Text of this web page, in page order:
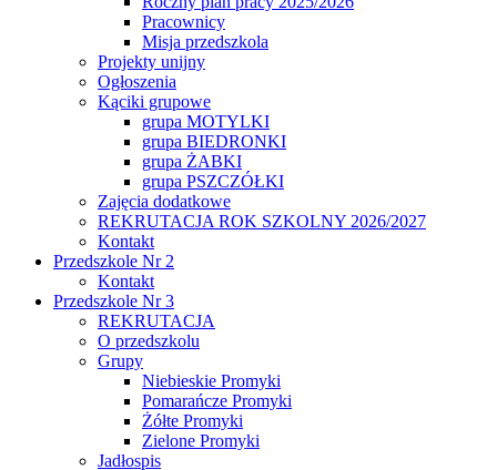
Pracownicy
Misja przedszkola
Projekty unijny
Ogłoszenia
Kąciki grupowe
grupa MOTYLKI
grupa BIEDRONKI
grupa ŻABKI
grupa PSZCZÓŁKI
Zajęcia dodatkowe
REKRUTACJA ROK SZKOLNY 2026/2027
Kontakt
Przedszkole Nr 2
Kontakt
Przedszkole Nr 3
REKRUTACJA
O przedszkolu
Grupy
Niebieskie Promyki
Pomarańcze Promyki
Żółte Promyki
Zielone Promyki
Jadłospis